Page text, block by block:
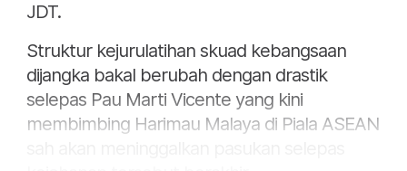
JDT.
Struktur kejurulatihan skuad kebangsaan
dijangka bakal berubah dengan drastik
selepas Pau Marti Vicente yang kini
membimbing Harimau Malaya di Piala ASEAN